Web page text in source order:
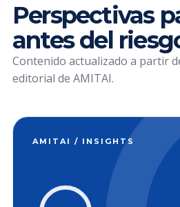
Perspectivas
antes del
Contenido actualizado a partir
editorial de AMITAI.
AMITAI / INSIGHTS